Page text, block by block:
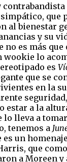
que
al bienestar
y su
no es más que
wookie lo
es
que se
en la
estar a la
lleva a
tenemos a
un homenaje
que
a Moreen y